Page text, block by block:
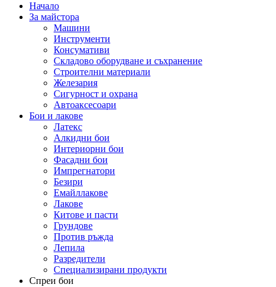
Начало
За майстора
Машини
Инструменти
Консумативи
Складово оборудване и съхранение
Строителни материали
Железария
Сигурност и охрана
Автоаксесоари
Бои и лакове
Латекс
Алкидни бои
Интериорни бои
Фасадни бои
Импрегнатори
Безири
Емайллакове
Лакове
Китове и пасти
Грундове
Против ръжда
Лепила
Разредители
Специализирани продукти
Спреи бои